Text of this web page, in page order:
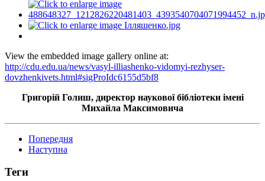
View the embedded image gallery online at:
http://cdu.edu.ua/news/vasyl-illiashenko-vidomyi-rezhyser-
dovzhenkivets.html#sigProIdc6155d5bf8
Григорій Голиш, директор наукової бібліотеки імені
Михайла Максимовича
Попередня
Наступна
Теги